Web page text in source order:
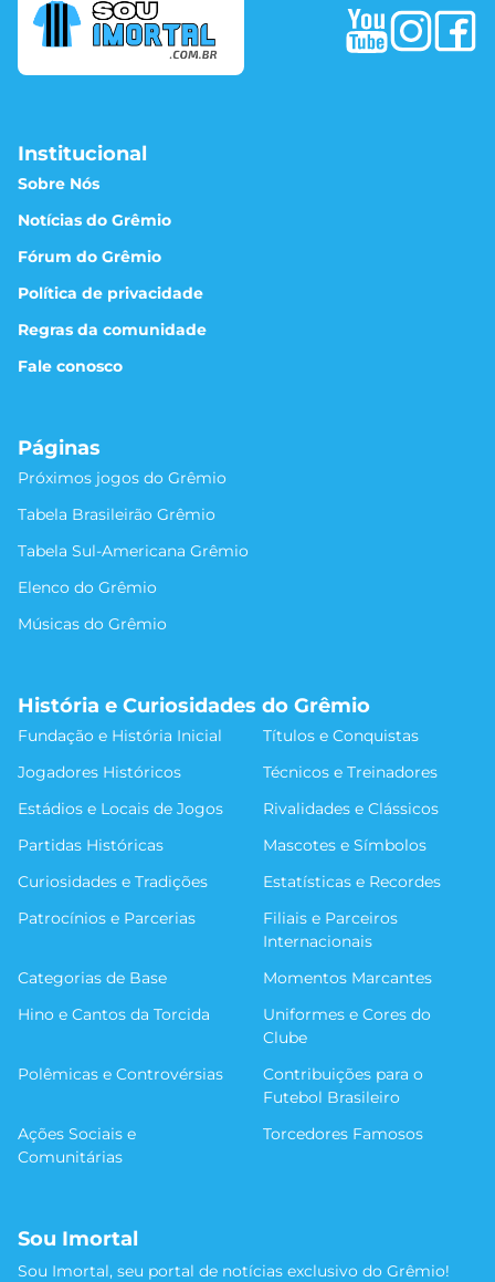
Institucional
Sobre Nós
Notícias do Grêmio
Fórum do Grêmio
Política de privacidade
Regras da comunidade
Fale conosco
Páginas
Próximos jogos do Grêmio
Tabela Brasileirão Grêmio
Tabela Sul-Americana Grêmio
Elenco do Grêmio
Músicas do Grêmio
História e Curiosidades do Grêmio
Fundação e História Inicial
Títulos e Conquistas
Jogadores Históricos
Técnicos e Treinadores
Estádios e Locais de Jogos
Rivalidades e Clássicos
Partidas Históricas
Mascotes e Símbolos
Curiosidades e Tradições
Estatísticas e Recordes
Patrocínios e Parcerias
Filiais e Parceiros
Internacionais
Categorias de Base
Momentos Marcantes
Hino e Cantos da Torcida
Uniformes e Cores do
Clube
Polêmicas e Controvérsias
Contribuições para o
Futebol Brasileiro
Ações Sociais e
Comunitárias
Torcedores Famosos
Sou Imortal
Sou Imortal, seu portal de notícias exclusivo do Grêmio!